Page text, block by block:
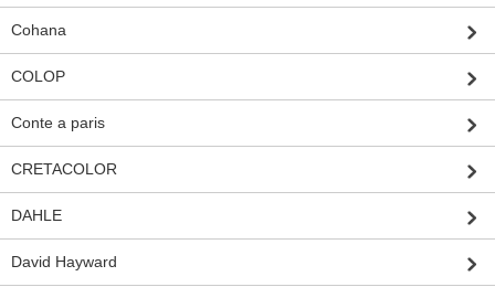
Cohana
COLOP
Conte a paris
CRETACOLOR
DAHLE
David Hayward